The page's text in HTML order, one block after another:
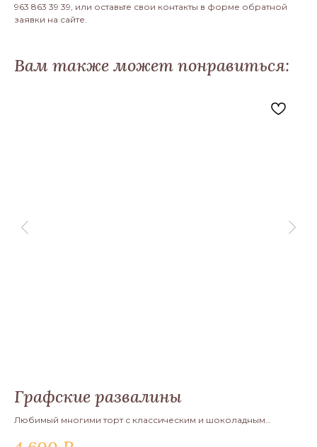
963 863 39 39, или оставьте свои контакты в форме обратной
заявки на сайте.
Вам также может понравиться:
Графские развалины
Любимый многими торт с классическим и шоколадным